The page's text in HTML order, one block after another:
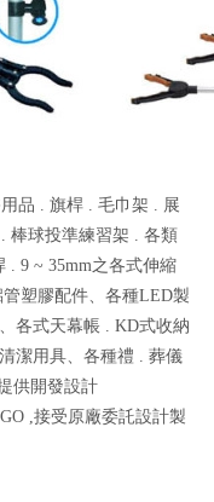
品 . 旗桿 . 毛巾架 . 展
棒球投準練習架 . 各類
. 9 ~ 35mm之各式伸縮
塑膠配件、各種LED製
各式天幕帳 . KD式收納
潔用具、各種禮 . 葬儀
供開發設計
,接受原廠委託設計製